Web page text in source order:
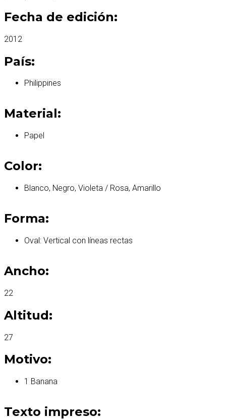
Fecha de edición:
2012
País:
Philippines
Material:
Papel
Color:
Blanco, Negro, Violeta / Rosa, Amarillo
Forma:
Oval: Vertical con líneas rectas
Ancho:
22
Altitud:
27
Motivo:
1 Banana
Texto impreso: